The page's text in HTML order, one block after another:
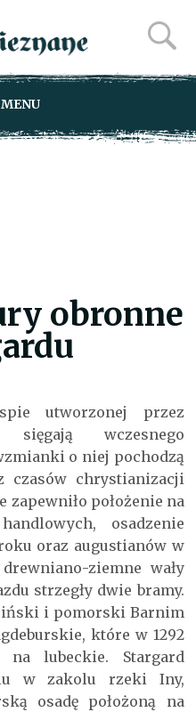
obronne
utworzonej przez
wczesnego
o niej pochodzą
chrystianizacji
zapewniło położenie na
osadzenie
oraz augustianów w
ziemne wały
strzegły dwie bramy.
i pomorski Barnim
które w 1292
lubeckie. Stargard
w zakolu rzeki Iny,
osadę położoną na